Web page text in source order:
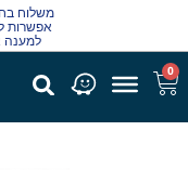
משלוח
אפשרות
למענה
0